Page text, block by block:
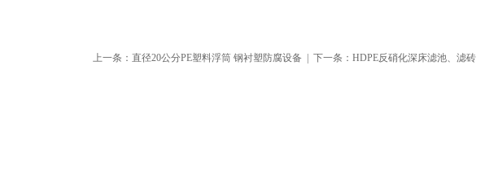
上一条： 直径20公分PE塑料浮筒 钢衬塑防腐设备 | 下一条： HDPE反硝化深床滤池、滤砖